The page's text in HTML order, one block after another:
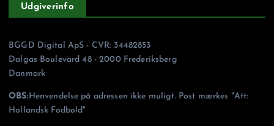
Udgiverinfo
BGGD Digital ApS - CVR: 34482853
Dalgas Boulevard 48 - 2000 Frederiksberg
Danmark
OBS:Henvendelse på adressen ikke muligt. Post mærkes "Att:
Hollandsk Fodbold"